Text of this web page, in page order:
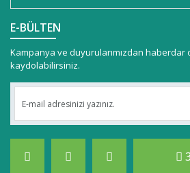
E-BÜLTEN
Kampanya ve duyurularımızdan haberdar
kaydolabilirsiniz.